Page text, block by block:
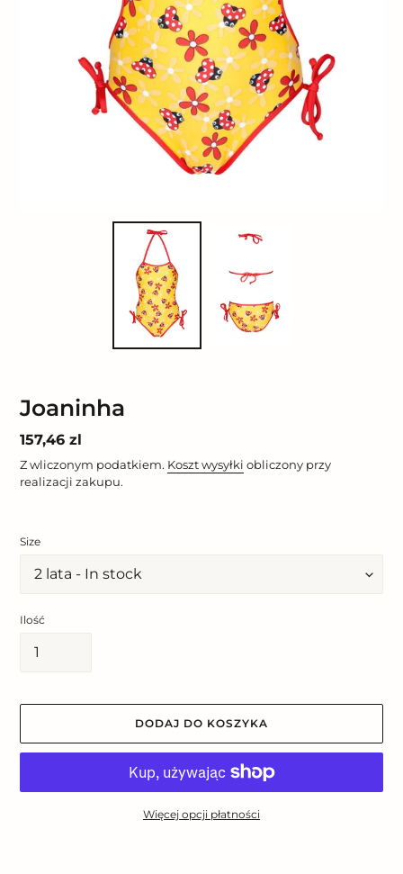
Joaninha
Cena
regularna
157,46 zl
Z wliczonym podatkiem. Koszt wysyłki obliczony przy
realizacji zakupu.
Size
Ilość
DODAJ DO KOSZYKA
Więcej opcji płatności